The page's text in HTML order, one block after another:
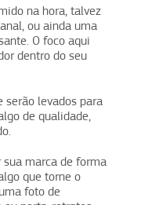
na hora, talvez
ou ainda uma
O foco aqui
dentro do seu
serão levados para
de qualidade,
sua marca de forma
que torne o
foto de